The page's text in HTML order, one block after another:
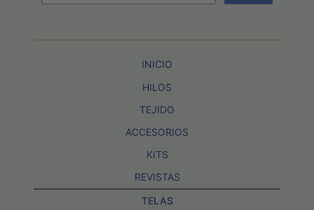
INICIO
HILOS
TEJIDO
ACCESORIOS
KITS
REVISTAS
TELAS